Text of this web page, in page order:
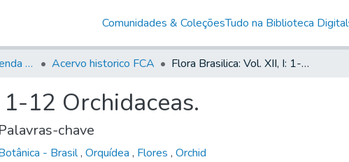
Comunidades & ColeçõesTudo na Biblioteca Digital
Acervo Histório - Fazenda Lageado Acervo historico FCA Flora Brasilica: Vol. XII, I: 1-12 Orchidaceas.
12 Orchidaceas.
Palavras-chave
- Brasil, Orquídea , Flores , Orchid